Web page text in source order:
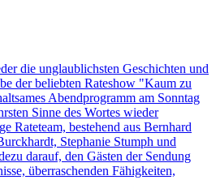
die unglaublichsten Geschichten und
der beliebten Rateshow "Kaum zu
Abendprogramm am Sonntag
Sinne des Wortes wieder
Rateteam, bestehend aus Bernhard
Stephanie Stumph und
darauf, den Gästen der Sendung
überraschenden Fähigkeiten,